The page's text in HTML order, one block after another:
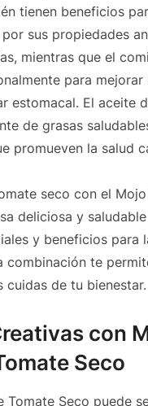
tienen beneficios
sus propiedades
mientras que el
para
estomacal. El aceite
de grasas
promueven la salud
seco con el Mojo
deliciosa y
y beneficios para
combinación te
cuidas de tu bienestar.
con
Seco
Tomate Seco puede